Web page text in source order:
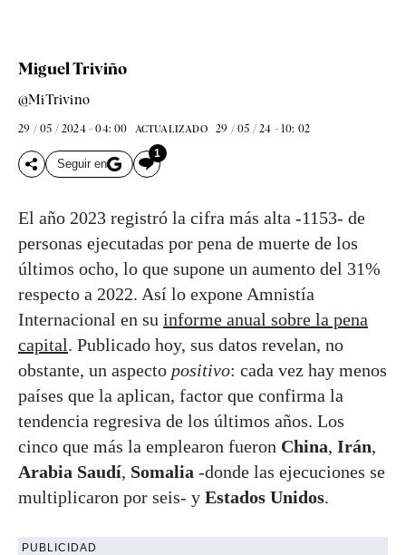
Miguel Triviño
@MiTrivino
29 / 05 / 2024 - 04: 00 ACTUALIZADO 29 / 05 / 24 - 10: 02
Seguir en
1
El año 2023 registró la cifra más alta -1153- de
personas ejecutadas por pena de muerte de los
últimos ocho, lo que supone un aumento del 31%
respecto a 2022. Así lo expone Amnistía
Internacional en su informe anual sobre la pena
capital. Publicado hoy, sus datos revelan, no
obstante, un aspecto positivo: cada vez hay menos
países que la aplican, factor que confirma la
tendencia regresiva de los últimos años. Los
cinco que más la emplearon fueron China, Irán,
Arabia Saudí, Somalia -donde las ejecuciones se
multiplicaron por seis- y Estados Unidos.
PUBLICIDAD